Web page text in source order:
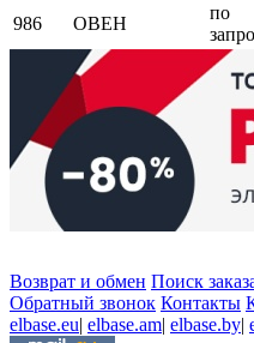
986
ОВЕН
по
Возврат и обмен Поиск
Обратный звонок Контакты
elbase.eu| elbase.am| elbase.by|